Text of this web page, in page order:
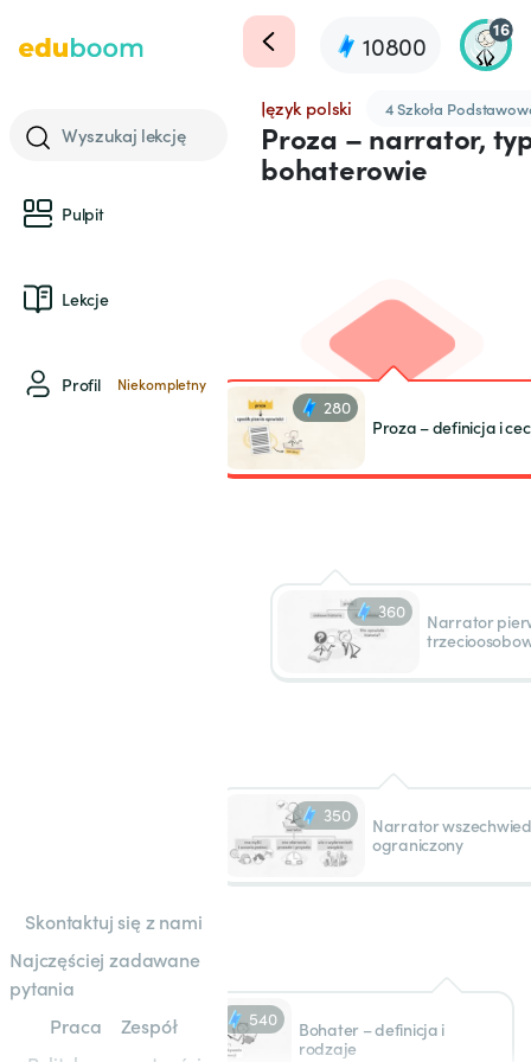
10800
16
Wyszukaj lekcję
Pulpit
Lekcje
Profil Niekompletny
Skontaktuj się z nami
Najczęściej zadawane
pytania
Praca
Zespół
Język polski 4 Szkoła
Proza – narrator,
bohaterowie
280
Proza – definicja i
360
Narrator
350
Narrator
ograniczony
540
Bohater – definicja i
rodzaje